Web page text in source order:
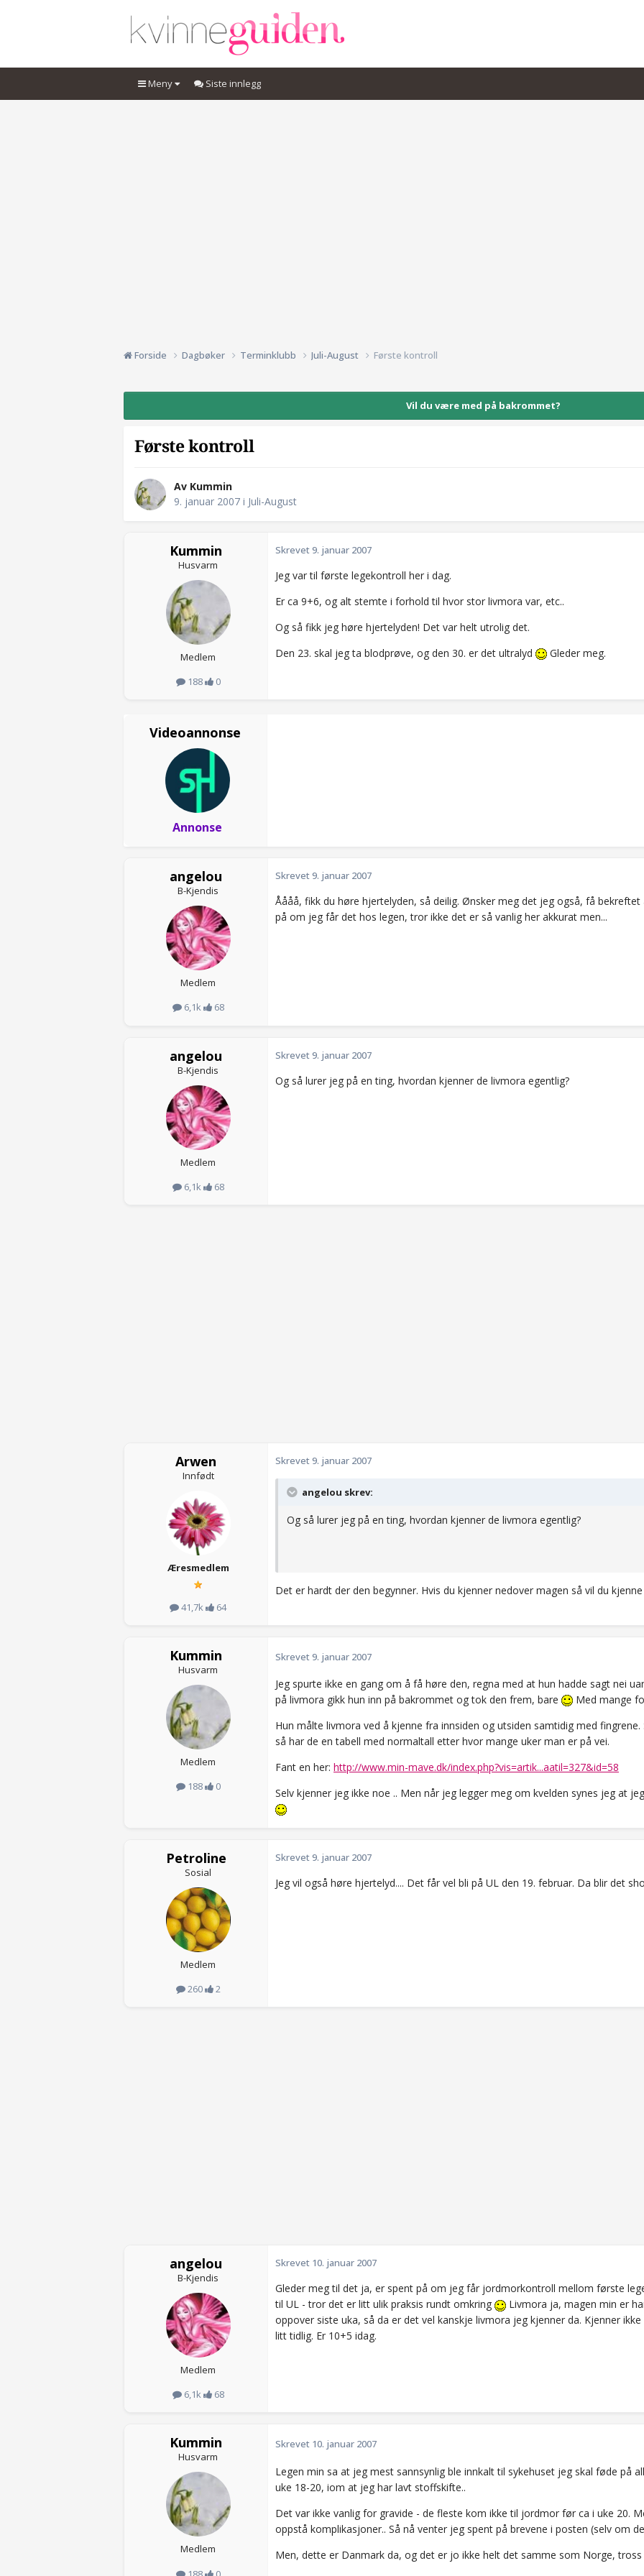
Meny Siste innlegg
Forside Dagbøker Terminklubb Juli-August Første kontroll
Vil du være med på bakrommet?
Første kontroll
Av Kummin
9. januar 2007 i Juli-August
Kummin
Husvarm
Medlem
188
0
Skrevet9. januar 2007
Jeg var til første legekontroll her i dag.
Er ca 9+6, og alt stemte i forhold til hvor stor livmora var, etc..
Og så fikk jeg høre hjertelyden! Det var helt utrolig det.
Den 23. skal jeg ta blodprøve, og den 30. er det ultralyd
Gleder meg.
Videoannonse
Annonse
angelou
B-Kjendis
Medlem
6,1k
68
Skrevet9. januar 2007
Åååå, fikk du høre hjertelyden, så deilig. Ønsker meg det jeg også, få
på om jeg får det hos legen, tror ikke det er så vanlig her akkurat men...
angelou
B-Kjendis
Medlem
6,1k
68
Skrevet9. januar 2007
Og så lurer jeg på en ting, hvordan kjenner de livmora egentlig?
Arwen
Innfødt
Æresmedlem
41,7k 64
Skrevet9. januar 2007
angelou skrev:
Og så lurer jeg på en ting, hvordan kjenner de livmora egentlig?
Det er hardt der den begynner. Hvis du kjenner nedover magen så vil du
Kummin
Husvarm
Medlem
188
0
Skrevet9. januar 2007
Jeg spurte ikke en gang om å få høre den, regna med at hun hadde sagt nei
på livmora gikk hun inn på bakrommet og tok den frem, bare
Med mange
Hun målte livmora ved å kjenne fra innsiden og utsiden samtidig med
så har de en tabell med normaltall etter hvor mange uker man er på vei.
Fant en her: http://www.min-mave.dk/index.php?vis=artik...aatil=327&id=58
Selv kjenner jeg ikke noe .. Men når jeg legger meg om kvelden synes jeg at
Petroline
Sosial
Medlem
260
2
Skrevet9. januar 2007
Jeg vil også høre hjertelyd.... Det får vel bli på UL den 19. februar. Da blir det
angelou
B-Kjendis
Medlem
6,1k
68
Skrevet 10. januar 2007
Gleder meg til det ja, er spent på om jeg får jordmorkontroll mellom første
til UL - tror det er litt ulik praksis rundt omkring
Livmora ja, magen min er
oppover siste uka, så da er det vel kanskje livmora jeg kjenner da. Kjenner
litt tidlig. Er 10+5 idag.
Kummin
Husvarm
Medlem
Skrevet 10. januar 2007
Legen min sa at jeg mest sannsynlig ble innkalt til sykehuset jeg skal føde på
uke 18-20, iom at jeg har lavt stoffskifte..
Det var ikke vanlig for gravide - de fleste kom ikke til jordmor før ca i uke 20.
oppstå komplikasjoner.. Så nå venter jeg spent på brevene i posten (selv om
Men, dette er Danmark da, og det er jo ikke helt det samme som Norge, tross